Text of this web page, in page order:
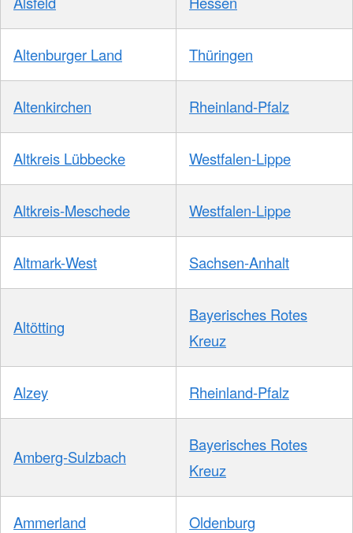
Altenburger Land Thüringen
Altenkirchen Rheinland-Pfalz
Altkreis Lübbecke Westfalen-Lippe
Altkreis-Meschede Westfalen-Lippe
Altmark-West Sachsen-Anhalt
Altötting
Bayerisches Rotes
Kreuz
Alzey Rheinland-Pfalz
Amberg-Sulzbach
Bayerisches Rotes
Kreuz
Ammerland Oldenburg